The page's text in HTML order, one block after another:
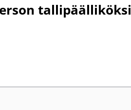
tallipäälliköksi